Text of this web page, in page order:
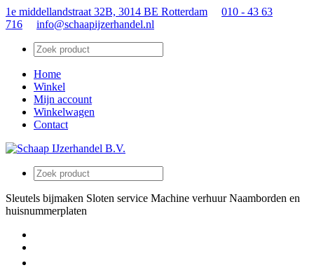
1e middellandstraat 32B, 3014 BE Rotterdam
010 - 43 63
716
info@schaapijzerhandel.nl
Home
Winkel
Mijn account
Winkelwagen
Contact
Sleutels bijmaken Sloten service Machine verhuur Naamborden en
huisnummerplaten